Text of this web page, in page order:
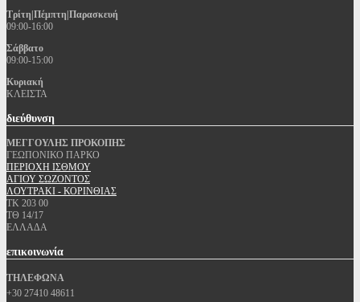
Τρίτη|Πέμπτη|Παρασκευή
09:00-16:00
Σάββατο
09:00-15:00
Κυριακή
ΚΛΕΙΣΤΑ
διεύθυνση
ΜΕΓΓΟΥΛΗΣ ΠΡΟΚΟΠΗΣ
ΓΕΩΠΟΝΙΚΟ ΠΑΡΚΟ
ΠΕΡΙΟΧΗ ΙΣΘΜΟΥ
ΑΓΙΟΥ ΣΩΖΟΝΤΟΣ
ΛΟΥΤΡΑΚΙ - ΚΟΡΙΝΘΙΑΣ
ΤΚ 203 00
ΤΘ 14/17
ΕΛΛΑΔΑ
επικοινωνία
ΤΗΛΕΦΩΝΑ
+30 27410 48611